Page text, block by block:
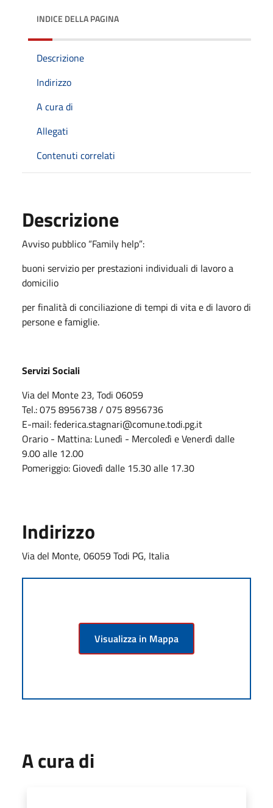
INDICE DELLA PAGINA
Descrizione
Indirizzo
A cura di
Allegati
Contenuti correlati
Descrizione
Avviso pubblico “Family help”:
buoni servizio per prestazioni individuali di lavoro a
domicilio
per finalità di conciliazione di tempi di vita e di lavoro di
persone e famiglie.
Servizi Sociali
Via del Monte 23, Todi 06059
Tel.: 075 8956738 / 075 8956736
E-mail: federica.stagnari@comune.todi.pg.it
Orario - Mattina: Lunedì - Mercoledì e Venerdì dalle
9.00 alle 12.00
Pomeriggio: Giovedì dalle 15.30 alle 17.30
Indirizzo
Via del Monte, 06059 Todi PG, Italia
Visualizza in Mappa
A cura di